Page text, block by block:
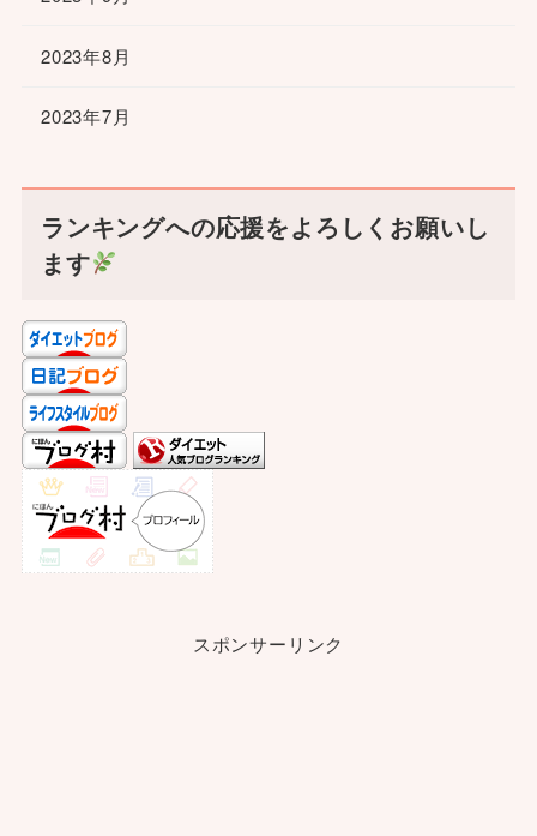
2023年8月
2023年7月
ランキングへの応援をよろしくお願いし
ます
スポンサーリンク